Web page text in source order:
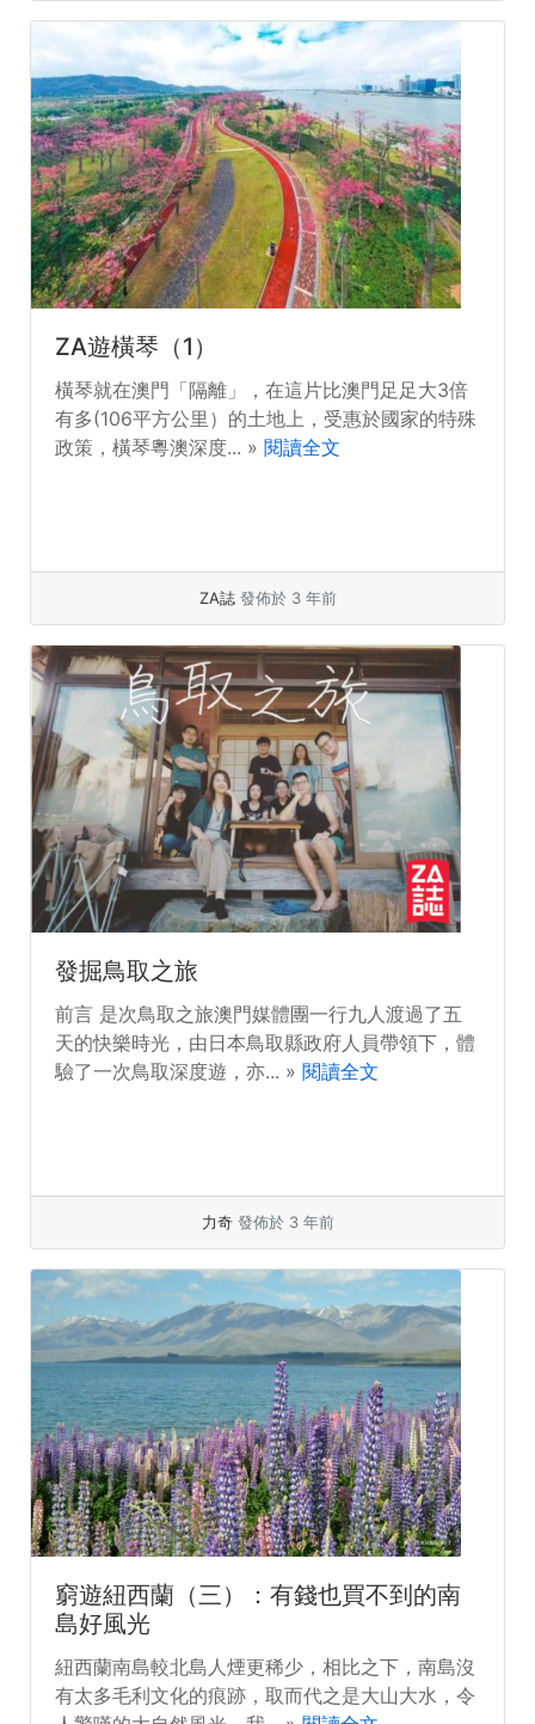
ZA遊橫琴（1）
橫琴就在澳門「隔離」，在這片比澳門足足大3倍
有多(106平方公里）的土地上，受惠於國家的特殊
政策，橫琴粵澳深度... » 閱讀全文
ZA誌 發佈於 3 年前
發掘鳥取之旅
前言 是次鳥取之旅澳門媒體團一行九人渡過了五
天的快樂時光，由日本鳥取縣政府人員帶領下，體
驗了一次鳥取深度遊，亦... » 閱讀全文
力奇 發佈於 3 年前
窮遊紐西蘭（三）：有錢也買不到的南
島好風光
紐西蘭南島較北島人煙更稀少，相比之下，南島沒
有太多毛利文化的痕跡，取而代之是大山大水，令